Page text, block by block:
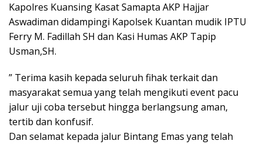
Kapolres Kuansing Kasat Samapta AKP Hajjar
Aswadiman didampingi Kapolsek Kuantan mudik IPTU
Ferry M. Fadillah SH dan Kasi Humas AKP Tapip
Usman,SH.
” Terima kasih kepada seluruh fihak terkait dan
masyarakat semua yang telah mengikuti event pacu
jalur uji coba tersebut hingga berlangsung aman,
tertib dan konfusif.
Dan selamat kepada jalur Bintang Emas yang telah